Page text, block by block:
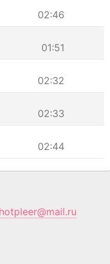
02:46
01:51
02:32
02:33
02:44
hotpleer@mail.ru